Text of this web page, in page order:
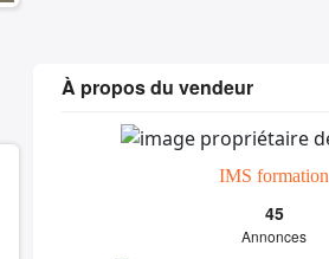
À propos du vendeur
IMS formation
45
Annonces